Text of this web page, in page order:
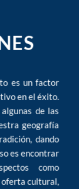
es un factor
en el éxito.
de las
geografía
dando
es encontrar
como
cultural,